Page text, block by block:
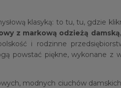
klasyką: to tu, tu, gdzie
z markową odzieżą
i rodzinne
powstać piękne, wykonane z
modnych ciuchów